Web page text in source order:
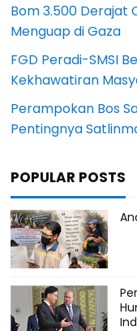
Bom 3.500 Derajat
Menguap di Gaza
FGD Peradi-SMSI
Kekhawatiran
Perampokan Bos
Pentingnya
POPULAR POSTS